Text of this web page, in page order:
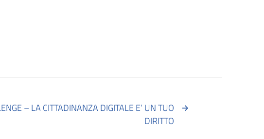
– LA CITTADINANZA DIGITALE E’ UN TUO
DIRITTO